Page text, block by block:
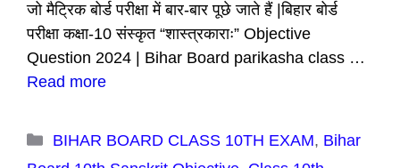
जो मैट्रिक बोर्ड परीक्षा में बार-बार पूछे जाते हैं |बिहार बोर्ड
परीक्षा कक्षा-10 संस्कृत “शास्त्रकाराः” Objective
Question 2024 | Bihar Board parikasha class …
Read more
Categories
BIHAR BOARD CLASS 10TH EXAM, Bihar